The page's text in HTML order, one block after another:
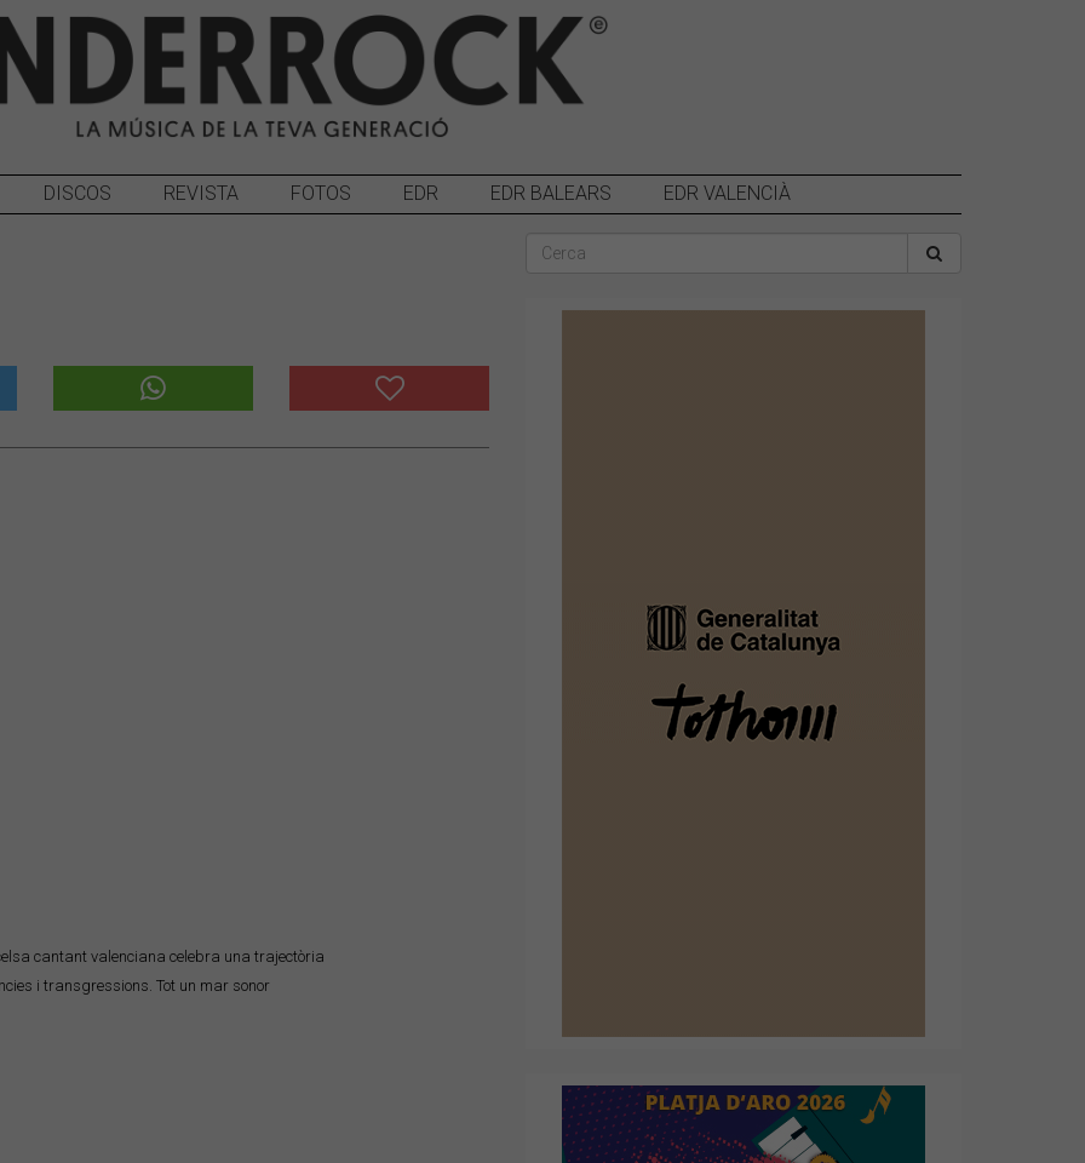
DISCOS REVISTA FOTOS EDR EDR BALEARS EDR VALENCIÀ
cantant valenciana celebra una trajectòria
i transgressions. Tot un mar sonor